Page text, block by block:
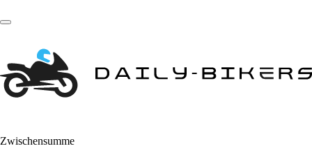
Zwischensumme